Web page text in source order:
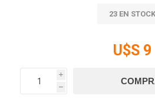
23 EN STOCK
U$S 9
i
h